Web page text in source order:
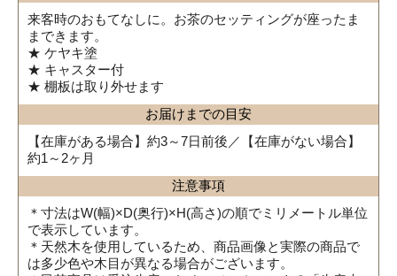
来客時のおもてなしに。お茶のセッティングが座ったま
まできます。
★ ケヤキ塗
★ キャスター付
★ 棚板は取り外せます
お届けまでの目安
【在庫がある場合】約3～7日前後／【在庫がない場合】
約1～2ヶ月
注意事項
＊寸法はW(幅)×D(奥行)×H(高さ)の順でミリメートル単位
で表示しています。
＊天然木を使用しているため、商品画像と実際の商品で
は多少色や木目が異なる場合がございます。